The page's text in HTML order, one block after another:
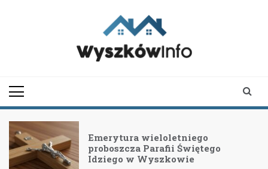
Emerytura wieloletniego
proboszcza Parafii Świętego
Idziego w Wyszkowie